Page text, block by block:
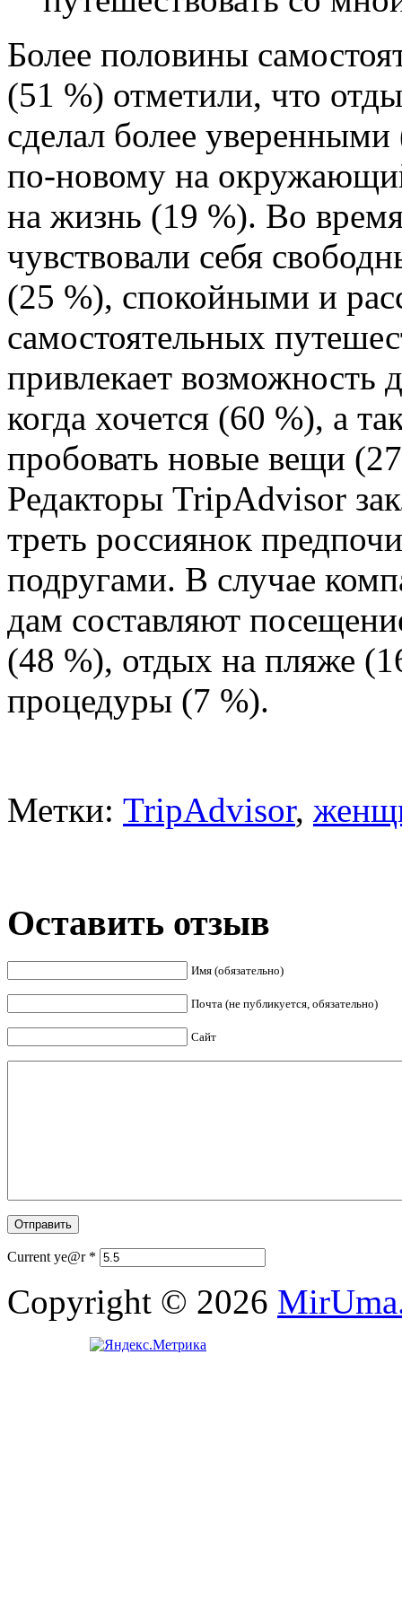
Более половины
(51 %) отметили, что
сделал более
по-новому на
на жизнь (19 %). Во
чувствовали себя
(25 %), спокойными и
самостоятельных
привлекает возможность
когда хочется (60 %), а
пробовать новые вещи
Редакторы TripAdvisor
треть россиянок
подругами. В случае
дам составляют
(48 %), отдых на пляже
процедуры (7 %).
Метки: TripAdvisor,
Оставить отзыв
Имя (обязательно)
Почта (не публикуется, обязательно)
Сайт
Current ye@r *
Copyright © 2026